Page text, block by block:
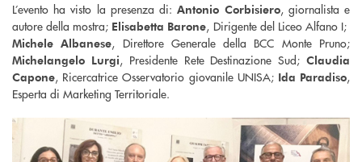
L’evento ha visto la presenza di:Antonio Corbisiero, giornalista e
autore della mostra; Elisabetta Barone, Dirigente del Liceo Alfano I;
Michele Albanese, Direttore Generale della BCC Monte Pruno;
Michelangelo Lurgi, Presidente Rete Destinazione Sud;Claudia
Capone, Ricercatrice Osservatorio giovanile UNISA; Ida Paradiso,
Esperta di Marketing Territoriale.